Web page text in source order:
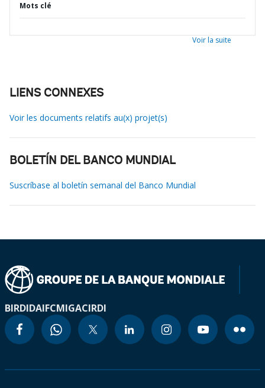
Mots clé
Voir la suite
LIENS CONNEXES
Voir les documents relatifs au(x) projet(s)
BOLETÍN DEL BANCO MUNDIAL
Suscríbase al boletín semanal del Banco Mundial
BIRDIDAIFCMIGACIRDI